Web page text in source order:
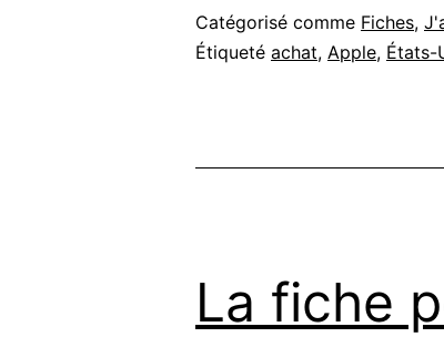
Catégorisé comme Fiches,
Étiqueté achat, Apple, États-
La fiche